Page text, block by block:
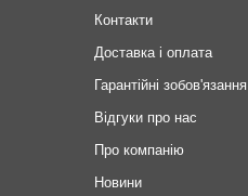
Контакти
Доставка і оплата
Гарантійні зобов'язання
Відгуки про нас
Про компанію
Новини